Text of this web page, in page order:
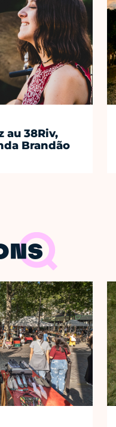
au 38Riv,
Brandão